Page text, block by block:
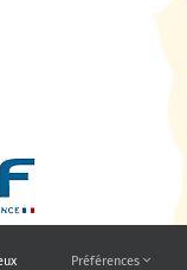
Préférences